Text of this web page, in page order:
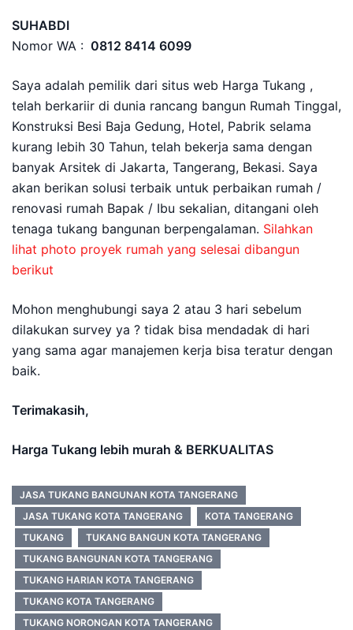
SUHABDI
Nomor WA : 0812 8414 6099
Saya adalah pemilik dari situs web Harga Tukang ,
telah berkariir di dunia rancang bangun Rumah Tinggal,
Konstruksi Besi Baja Gedung, Hotel, Pabrik selama
kurang lebih 30 Tahun, telah bekerja sama dengan
banyak Arsitek di Jakarta, Tangerang, Bekasi. Saya
akan berikan solusi terbaik untuk perbaikan rumah /
renovasi rumah Bapak / Ibu sekalian, ditangani oleh
tenaga tukang bangunan berpengalaman. Silahkan
lihat photo proyek rumah yang selesai dibangun
berikut
Mohon menghubungi saya 2 atau 3 hari sebelum
dilakukan survey ya ? tidak bisa mendadak di hari
yang sama agar manajemen kerja bisa teratur dengan
baik.
Terimakasih,
Harga Tukang lebih murah & BERKUALITAS
JASA TUKANG BANGUNAN KOTA TANGERANG
JASA TUKANG KOTA TANGERANG
KOTA TANGERANG
TUKANG
TUKANG BANGUN KOTA TANGERANG
TUKANG BANGUNAN KOTA TANGERANG
TUKANG HARIAN KOTA TANGERANG
TUKANG KOTA TANGERANG
TUKANG NORONGAN KOTA TANGERANG